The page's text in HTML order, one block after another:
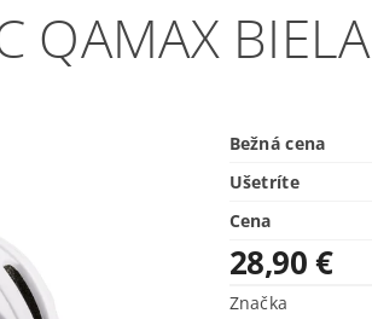
QAMAX BIELA
Bežná cena
Ušetríte
Cena
28,90 €
Značka